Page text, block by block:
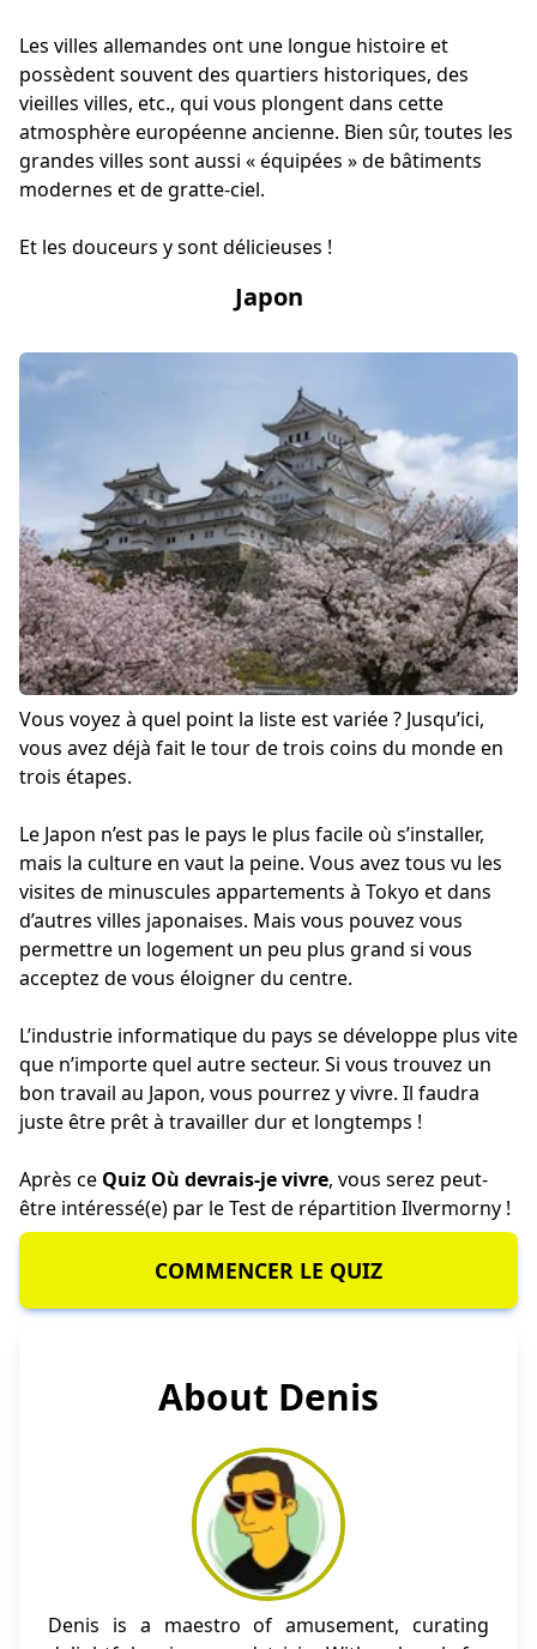
Les villes allemandes ont une longue histoire et
possèdent souvent des quartiers historiques, des
vieilles villes, etc., qui vous plongent dans cette
atmosphère européenne ancienne. Bien sûr, toutes les
grandes villes sont aussi « équipées » de bâtiments
modernes et de gratte-ciel.
Et les douceurs y sont délicieuses !
Japon
Vous voyez à quel point la liste est variée ? Jusqu’ici,
vous avez déjà fait le tour de trois coins du monde en
trois étapes.
Le Japon n’est pas le pays le plus facile où s’installer,
mais la culture en vaut la peine. Vous avez tous vu les
visites de minuscules appartements à Tokyo et dans
d’autres villes japonaises. Mais vous pouvez vous
permettre un logement un peu plus grand si vous
acceptez de vous éloigner du centre.
L’industrie informatique du pays se développe plus vite
que n’importe quel autre secteur. Si vous trouvez un
bon travail au Japon, vous pourrez y vivre. Il faudra
juste être prêt à travailler dur et longtemps !
Après ce Quiz Où devrais-je vivre, vous serez peut-
être intéressé(e) par leTest de répartition Ilvermorny !
COMMENCER LE QUIZ
About Denis
Denis is a maestro of amusement, curating